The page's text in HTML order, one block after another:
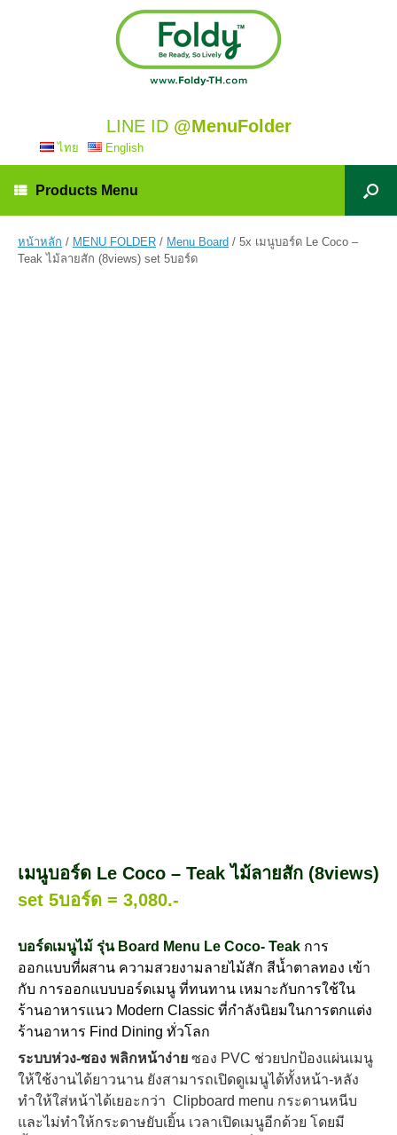
LINE ID @MenuFolder
ไทย English
Products Menu
หน้าหลัก / MENU FOLDER / Menu Board / 5x เมนูบอร์ด Le Coco –
Teak ไม้ลายสัก (8views) set 5บอร์ด
เมนูบอร์ด Le Coco – Teak ไม้ลายสัก (8views)
set 5บอร์ด = 3,080.-
บอร์ดเมนูไม้ รุ่น Board Menu Le Coco- Teak การ
ออกแบบที่ผสาน ความสวยงามลายไม้สัก สีน้ำตาลทอง เข้า
กับ การออกแบบบอร์ดเมนู ที่ทนทาน เหมาะกับการใช้ใน
ร้านอาหารแนว Modern Classic ที่กำลังนิยมในการตกแต่ง
ร้านอาหาร Find Dining ทั่วโลก
ระบบห่วง-ซอง พลิกหน้าง่าย ซอง PVC ช่วยปกป้องแผ่นเมนู
ให้ใช้งานได้ยาวนาน ยังสามารถเปิดดูเมนูได้ทั้งหน้า-หลัง
ทำให้ใส่หน้าได้เยอะกว่า Clipboard menu กระดานหนีบ
และไม่ทำให้กระดาษยับเยิ้น เวลาเปิดเมนูอีกด้วย โดยมี